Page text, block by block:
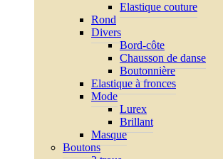
Elastique couture
Rond
Divers
Bord-côte
Chausson de danse
Boutonnière
Elastique à fronces
Mode
Lurex
Brillant
Masque
Boutons